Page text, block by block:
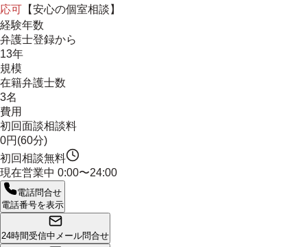
応可 【安心の個室相談】
経験年数
弁護士登録から
13年
規模
在籍弁護士数
3名
費用
初回面談相談料
0円(60分)
初回相談無料
現在営業中 0:00〜24:00
電話問合せ
電話番号を表示
24時間受信中 メール問合せ